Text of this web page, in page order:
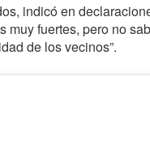
indicó en
muy fuertes, pero no
de los vecinos”.